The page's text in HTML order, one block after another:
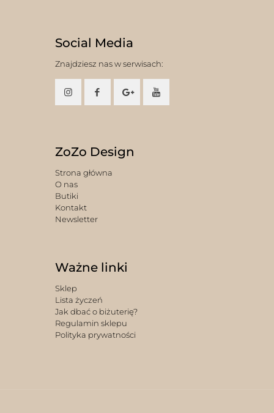
Social Media
Znajdziesz nas w serwisach:
ZoZo Design
Strona główna
O nas
Butiki
Kontakt
Newsletter
Ważne linki
Sklep
Lista życzeń
Jak dbać o biżuterię?
Regulamin sklepu
Polityka prywatności